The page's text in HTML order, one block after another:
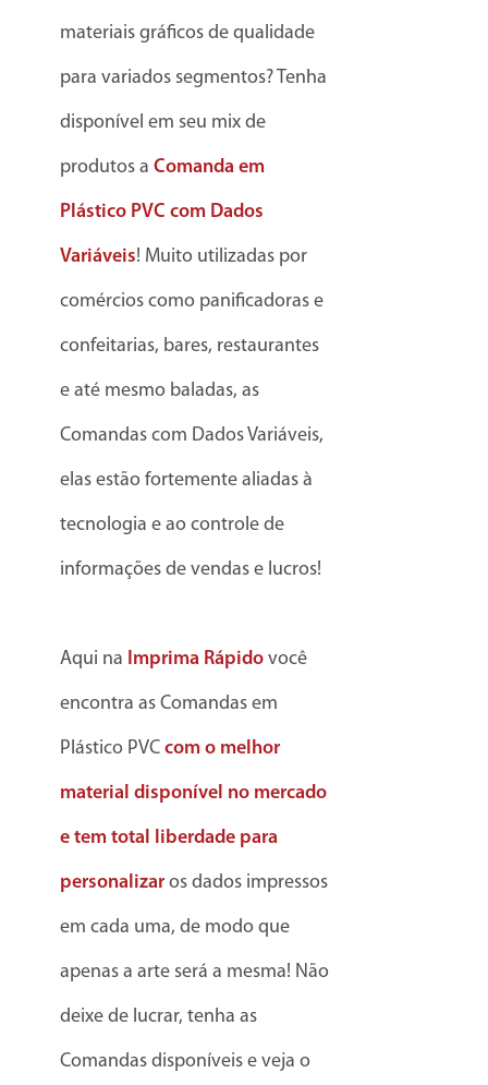
materiais gráficos de qualidade
para variados segmentos? Tenha
disponível em seu mix de
produtos a Comanda em
Plástico PVC com Dados
Variáveis! Muito utilizadas por
comércios como panificadoras e
confeitarias, bares, restaurantes
e até mesmo baladas, as
Comandas com Dados Variáveis,
elas estão fortemente aliadas à
tecnologia e ao controle de
informações de vendas e lucros!
Aqui na Imprima Rápido você
encontra as Comandas em
Plástico PVC com o melhor
material disponível no mercado
e tem total liberdade para
personalizar os dados impressos
em cada uma, de modo que
apenas a arte será a mesma! Não
deixe de lucrar, tenha as
Comandas disponíveis e veja o